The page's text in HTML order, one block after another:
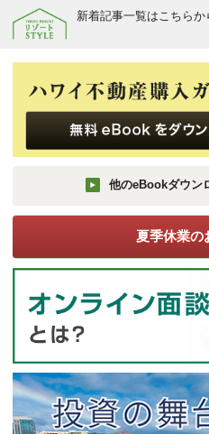
新着記事一覧はこちらか
他のeBookダウン
夏季休業の
各種特典制度のご案